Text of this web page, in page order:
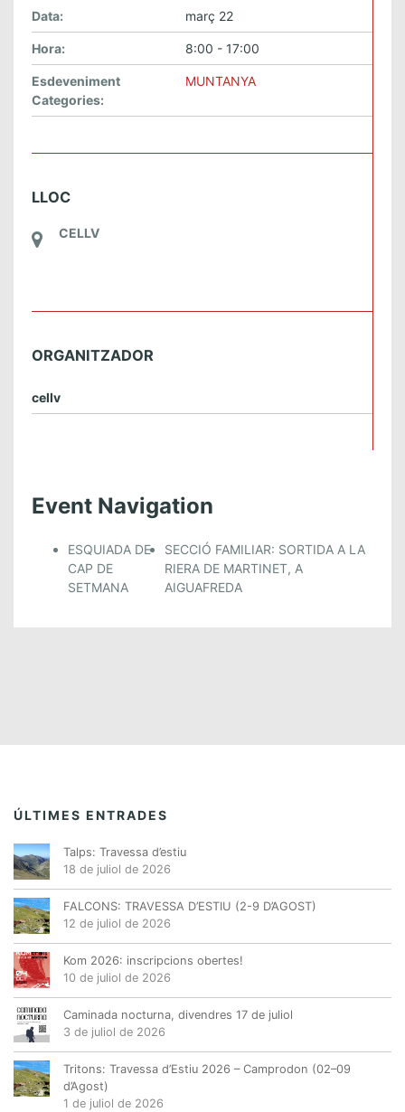
Data: març 22
Hora: 8:00 - 17:00
Esdeveniment
Categories:
MUNTANYA
LLOC
CELLV
ORGANITZADOR
cellv
Event Navigation
ESQUIADA DE
CAP DE
SETMANA
SECCIÓ FAMILIAR: SORTIDA A LA
RIERA DE MARTINET, A
AIGUAFREDA
ÚLTIMES ENTRADES
Talps: Travessa d’estiu
18 de juliol de 2026
FALCONS: TRAVESSA D’ESTIU (2-9 D’AGOST)
12 de juliol de 2026
Kom 2026: inscripcions obertes!
10 de juliol de 2026
Caminada nocturna, divendres 17 de juliol
3 de juliol de 2026
Tritons: Travessa d’Estiu 2026 – Camprodon (02–09
d’Agost)
1 de juliol de 2026